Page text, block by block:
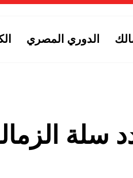
مصر
الدوري المصري
سلة